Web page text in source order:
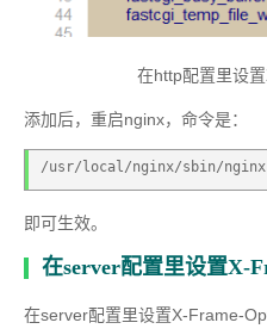
在http配置里设
添加后，重启nginx，命令是：
/usr/local/nginx/sbin/
即可生效。
在server配置里设置X-
在server配置里设置X-Frame-